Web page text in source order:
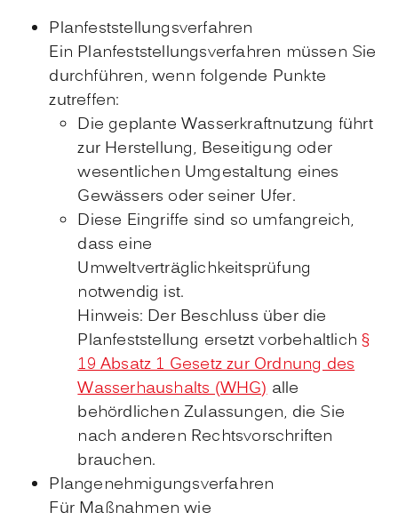
Planfeststellungsverfahren
Ein Planfeststellungsverfahren müssen Sie
durchführen, wenn folgende Punkte
zutreffen:
Die geplante Wasserkraftnutzung führt
zur Herstellung, Beseitigung oder
wesentlichen Umgestaltung eines
Gewässers oder seiner Ufer.
Diese Eingriffe sind so umfangreich,
dass eine
Umweltverträglichkeitsprüfung
notwendig ist.
Hinweis: Der Beschluss über die
Planfeststellung ersetzt vorbehaltlich§
19 Absatz 1 Gesetz zur Ordnung des
Wasserhaushalts (WHG)alle
behördlichen Zulassungen, die Sie
nach anderen Rechtsvorschriften
brauchen.
Plangenehmigungsverfahren
Für Maßnahmen wie